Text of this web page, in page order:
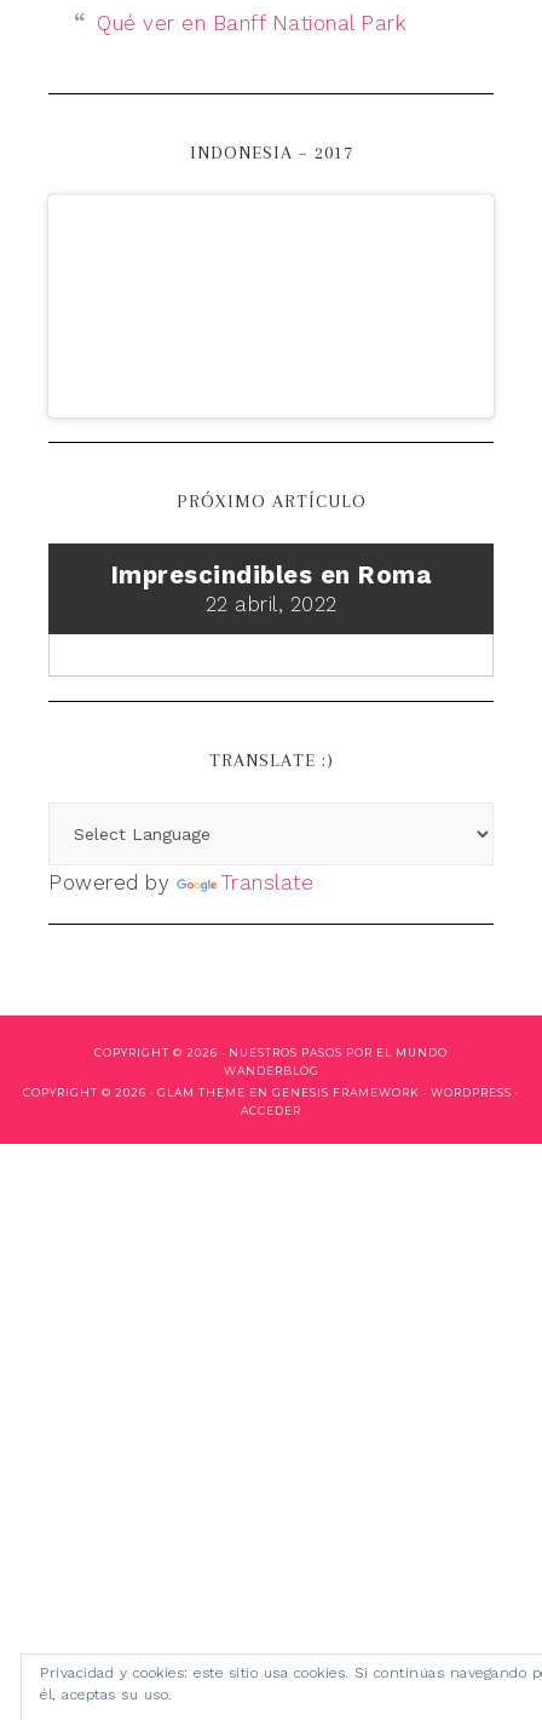
Qué ver en Banff National Park
INDONESIA – 2017
PRÓXIMO ARTÍCULO
Imprescindibles en Roma
22 abril, 2022
TRANSLATE :)
Powered by Translate
COPYRIGHT © 2026 · NUESTROS PASOS POR EL MUNDO
WANDERBLOG
COPYRIGHT © 2026 · GLAM THEME EN GENESIS FRAMEWORK · WORDPRESS ·
ACCEDER
Privacidad y cookies: este sitio usa cookies. Si continúas navegando
él, aceptas su uso.